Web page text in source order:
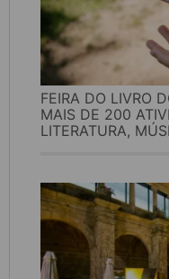
FEIRA DO LIVRO
MAIS DE 200
LITERATURA,